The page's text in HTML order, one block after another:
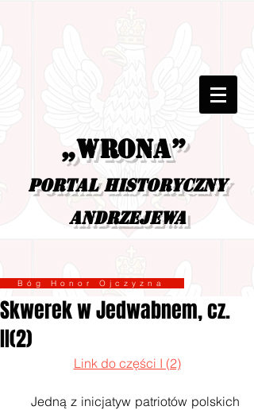
„Wrona”
portal historyczny
Andrzejewa
Honor Ojczyzna
Skwerek w Jedwabnem, cz.
II(2)
Link do części I (2)
Jedną z inicjatyw patriotów polskich